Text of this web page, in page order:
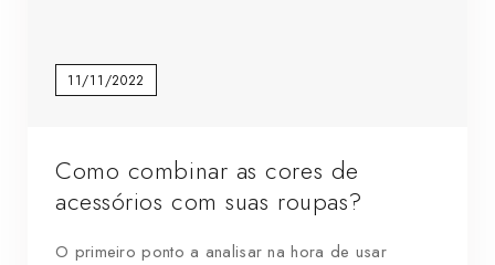
11/11/2022
Como combinar as cores de
acessórios com suas roupas?
O primeiro ponto a analisar na hora de usar